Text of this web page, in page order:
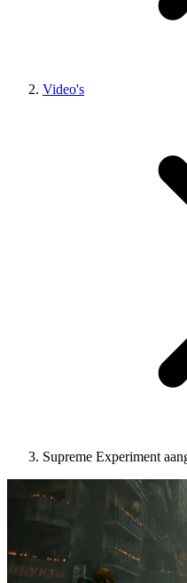
Video's
Supreme Experiment